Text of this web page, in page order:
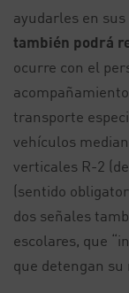
ayudarles en
también podrá
ocurre con el
transporte
vehículos
verticales R-2
(sentido
dos señales
escolares, que
que detengan su